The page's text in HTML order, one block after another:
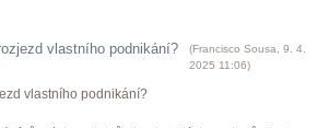
vlastního podnikání? (Francisco Sousa
9. 4.
2025 11:06)
vlastního podnikání?